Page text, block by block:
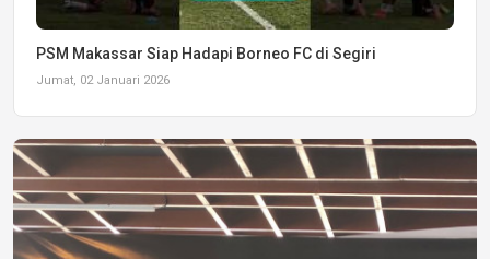
PSM Makassar Siap Hadapi Borneo FC di Segiri
Jumat, 02 Januari 2026